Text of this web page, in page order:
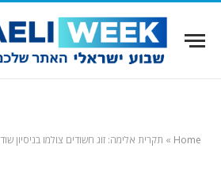
Home
» תקרית אלימה: זוג חשודים צולמו בניסיון שוד באמצע